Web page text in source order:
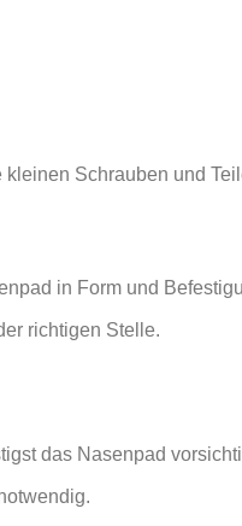
Schrauben und
in Form und
richtigen Stelle.
das Nasenpad